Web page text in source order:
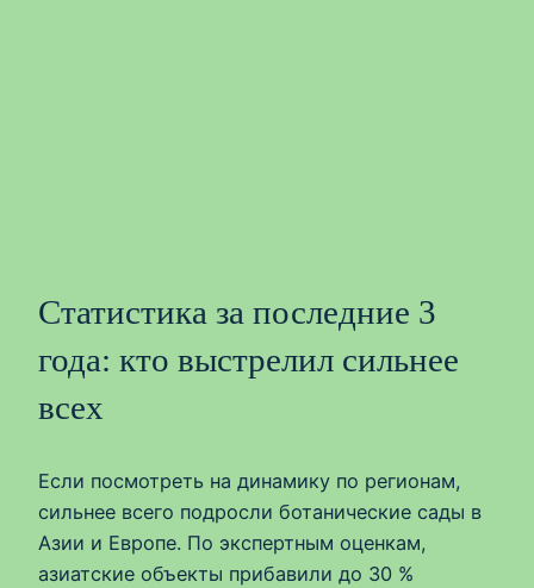
Статистика за последние 3
года: кто выстрелил сильнее
всех
Если посмотреть на динамику по регионам,
сильнее всего подросли ботанические сады в
Азии и Европе. По экспертным оценкам,
азиатские объекты прибавили до 30 %